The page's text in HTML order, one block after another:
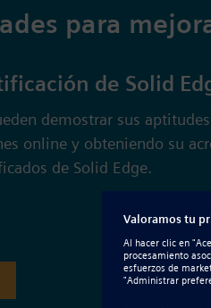
para
de Solid
demostrar sus aptitudes
online y obteniendo su
de Solid Edge.